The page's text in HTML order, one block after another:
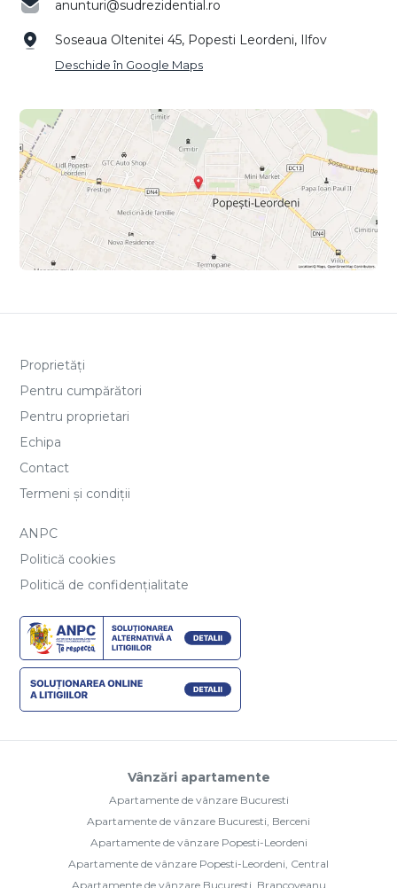
anunturi@sudrezidential.ro
Soseaua Oltenitei 45, Popesti Leordeni, Ilfov
Deschide în Google Maps
Proprietăți
Pentru cumpărători
Pentru proprietari
Echipa
Contact
Termeni și condiții
ANPC
Politică cookies
Politică de confidențialitate
Vânzări apartamente
Apartamente de vânzare Bucuresti
Apartamente de vânzare Bucuresti, Berceni
Apartamente de vânzare Popesti-Leordeni
Apartamente de vânzare Popesti-Leordeni, Central
Apartamente de vânzare Bucuresti, Brancoveanu